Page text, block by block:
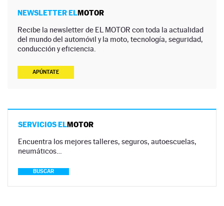
NEWSLETTER ELMOTOR
Recibe la newsletter de EL MOTOR con toda la actualidad
del mundo del automóvil y la moto, tecnología, seguridad,
conducción y eficiencia.
APÚNTATE
SERVICIOS ELMOTOR
Encuentra los mejores talleres, seguros, autoescuelas,
neumáticos…
BUSCAR